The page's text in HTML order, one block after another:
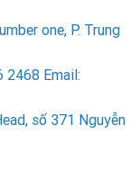
one, P. Trung
2468 Email:
số 371 Nguyễn